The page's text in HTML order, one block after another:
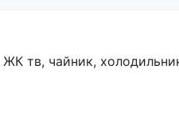
тв, чайник,